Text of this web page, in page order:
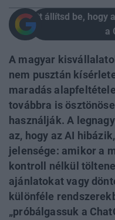
Itt állítsd be, hogy
a
A magyar
nem pusztán
maradás
továbbra is
használják. A
az, hogy az AI
jelensége: amikor a
kontroll nélkül
ajánlatokat vagy
különféle
„próbálgassuk a